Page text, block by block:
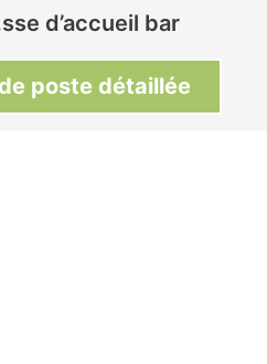
d’accueil bar
poste détaillée